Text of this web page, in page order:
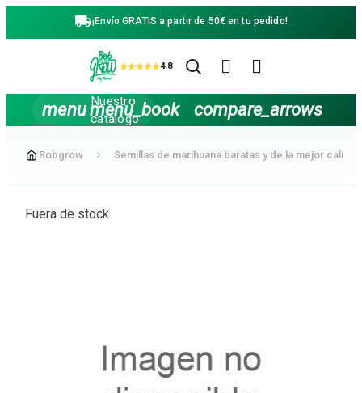
principal
¡Envío GRATIS a partir de 50€ en tu pedido!
4.8  
menu Nuestro
catalogo
menu_book compare_arrows
Bobgrow Semillas de marihuana baratas y de la mejor calidad
Fuera de stock